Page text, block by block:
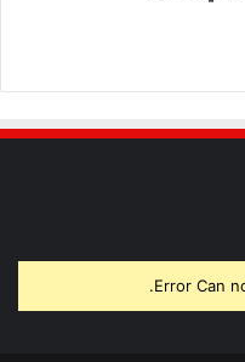
Error Can